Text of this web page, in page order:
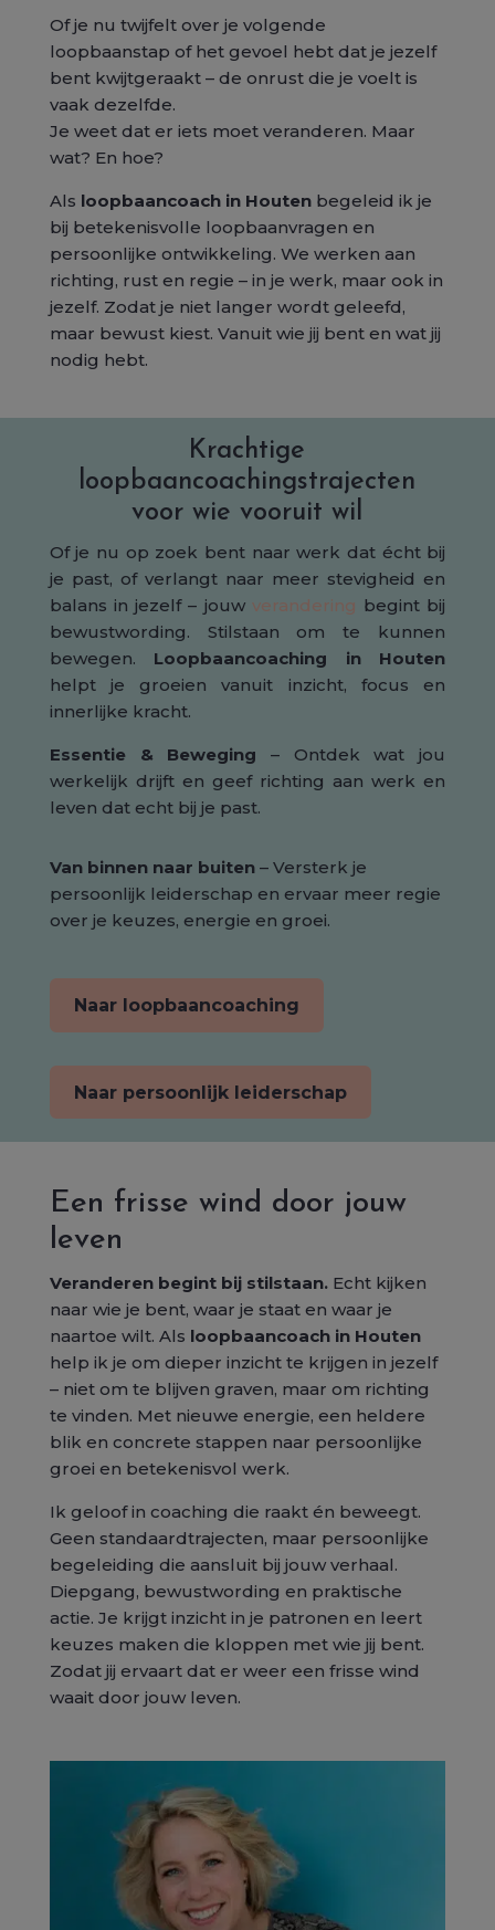
Of je nu twijfelt over je volgende
loopbaanstap of het gevoel hebt dat je jezelf
bent kwijtgeraakt – de onrust die je voelt is
vaak dezelfde.
Je weet dat er iets moet veranderen. Maar
wat? En hoe?
Als loopbaancoach in Houtenbegeleid ik je
bij betekenisvolle loopbaanvragen en
persoonlijke ontwikkeling. We werken aan
richting, rust en regie – in je werk, maar ook in
jezelf. Zodat je niet langer wordt geleefd,
maar bewust kiest. Vanuit wie jij bent en wat jij
nodig hebt.
Krachtige
loopbaancoachingstrajecten
voor wie vooruit wil
Of je nu op zoek bent naar werk dat écht bij
je past, of verlangt naar meer stevigheid en
balans in jezelf – jouw verandering begint bij
bewustwording. Stilstaan om te kunnen
bewegen. Loopbaancoaching in Houten
helpt je groeien vanuit inzicht, focus en
innerlijke kracht.
Essentie & Beweging – Ontdek wat jou
werkelijk drijft en geef richting aan werk en
leven dat echt bij je past.
Van binnen naar buiten– Versterk je
persoonlijk leiderschap en ervaar meer regie
over je keuzes, energie en groei.
Naar loopbaancoaching
Naar persoonlijk leiderschap
Een frisse wind door jouw
leven
Veranderen begint bij stilstaan.Echt kijken
naar wie je bent, waar je staat en waar je
naartoe wilt. Als loopbaancoach in Houten
help ik je om dieper inzicht te krijgen in jezelf
– niet om te blijven graven, maar om richting
te vinden. Met nieuwe energie, een heldere
blik en concrete stappen naar persoonlijke
groei en betekenisvol werk.
Ik geloof in coaching die raakt én beweegt.
Geen standaardtrajecten, maar persoonlijke
begeleiding die aansluit bij jouw verhaal.
Diepgang, bewustwording en praktische
actie. Je krijgt inzicht in je patronen en leert
keuzes maken die kloppen met wie jij bent.
Zodat jij ervaart dat er weer een frisse wind
waait door jouw leven.